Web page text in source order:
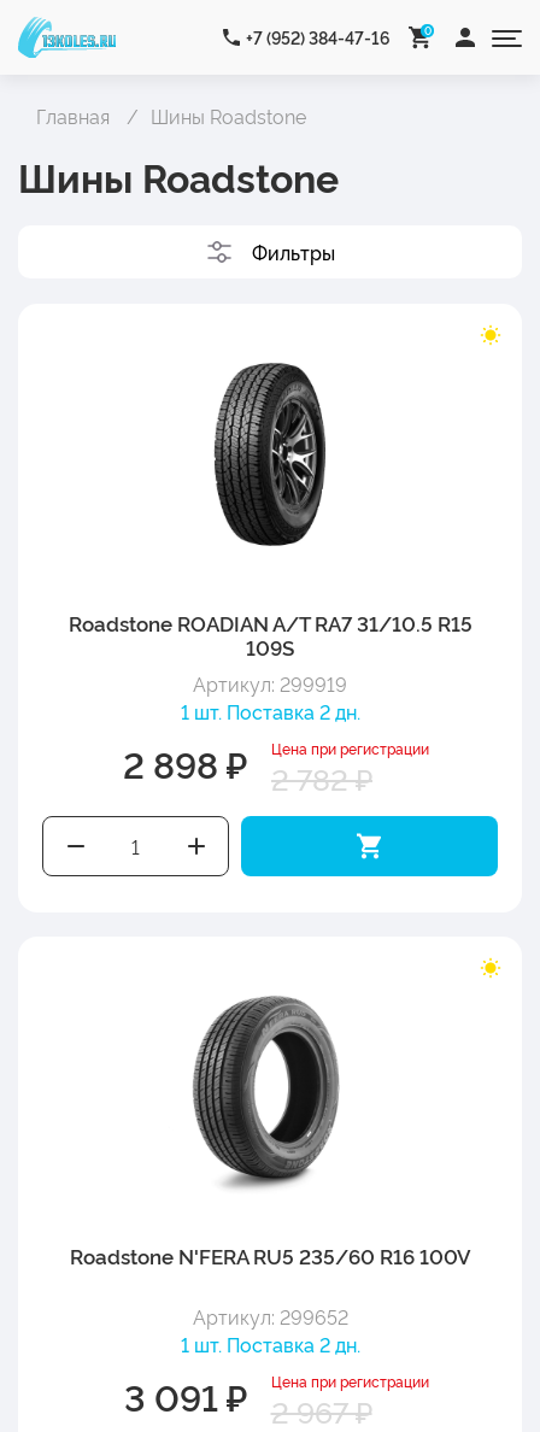
+7 (952) 384-47-16 0
Главная Шины Roadstone
Шины Roadstone
Фильтры
Roadstone ROADIAN A/T RA7 31/10.5 R15
109S
Артикул: 299919
1 шт. Поставка 2 дн.
2 898 ₽ Цена при регистрации
2 782 ₽
Roadstone N'FERA RU5 235/60 R16 100V
Артикул: 299652
1 шт. Поставка 2 дн.
3 091 ₽ Цена при регистрации
2 967 ₽